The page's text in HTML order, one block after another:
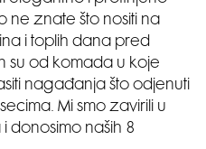
ne znate što nositi na
i toplih dana pred
su od komada u koje
nagađanja što odjenuti
Mi smo zavirili u
donosimo naših 8